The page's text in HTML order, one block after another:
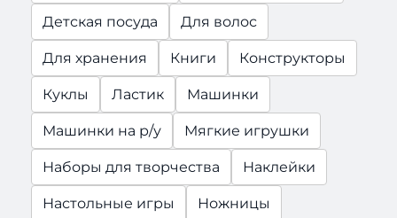
Детская посуда Для волос
Для хранения Книги Конструкторы
Куклы Ластик Машинки
Машинки на р/у Мягкие игрушки
Наборы для творчества Наклейки
Настольные игры Ножницы